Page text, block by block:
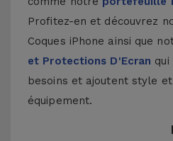
Profitez-en et découvrez
Coques iPhone ainsi que
et Protections D'Ecran
besoins et ajoutent style
équipement.